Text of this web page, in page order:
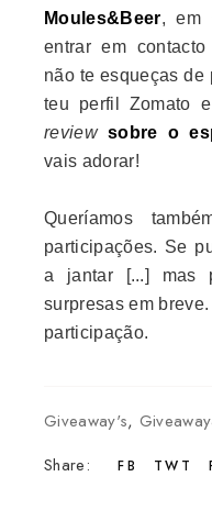
Moules&Beer, em
entrar em
não te esqueças
teu perfil Zomato
review sobre o
vais adorar!
Queríamos
participações. Se
a jantar [...] mas
surpresas em
participação.
Giveaway's,
Share:
FB TWT